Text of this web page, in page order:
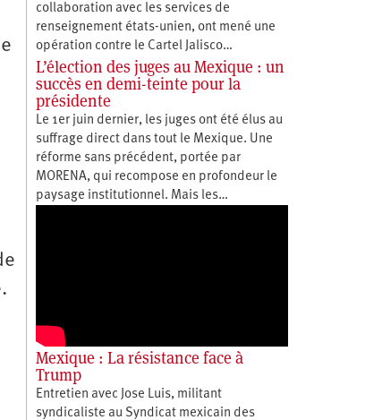
collaboration avec les services de
renseignement états-unien, ont mené une
opération contre le Cartel Jalisco…
L’élection des juges au Mexique : un
succès en demi-teinte pour la
présidente
Le 1er juin dernier, les juges ont été élus au
suffrage direct dans tout le Mexique. Une
réforme sans précédent, portée par
MORENA, qui recompose en profondeur le
paysage institutionnel. Mais les…
Mexique : La résistance face à
Trump
Entretien avec Jose Luis, militant
syndicaliste au Syndicat mexicain des